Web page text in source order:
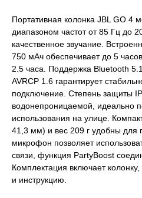
Портативная колонка JBL GO 4
диапазоном частот от 85 Гц до
качественное звучание.
750 мАч обеспечивает до 5
2.5 часа. Поддержка Bluetooth
AVRCP 1.6 гарантирует
подключение. Степень защиты
водонепроницаемой, идеально
использования на улице.
41,3 мм) и вес 209 г удобны для
микрофон позволяет
связи, функция PartyBoost
Комплектация включает
и инструкцию.